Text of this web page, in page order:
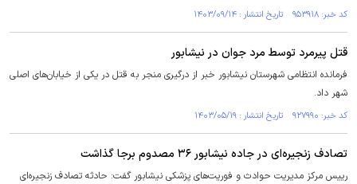
کد خبر: ۹۵۳۹۱۸ تاریخ انتشار : ۱۴۰۳/۰۹/۱۴
قتل پیرمرد توسط مرد جوان در نیشابور
فرمانده انتظامی شهرستان نیشابور خبر از درگیری منجر به قتل در یکی از خیابان‌های اصلی
شهر داد.
کد خبر: ۹۲۷۹۹۰ تاریخ انتشار : ۱۴۰۳/۰۵/۱۹
تصادف زنجیره‌ای در جاده نیشابور ۳۶ مصدوم برجا گذاشت
رییس مرکز مدیریت حوادث و فوریت‌های پزشکی نیشابور گفت: حادثه تصادف زنجیره‌ای